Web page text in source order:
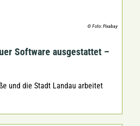
© Foto: Pixabay
Software ausgestattet –
und die Stadt Landau arbeitet